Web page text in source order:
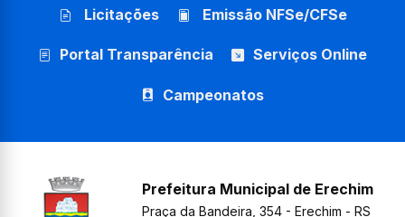
Licitações Emissão NFSe/CFSe
Portal Transparência Serviços Online
Campeonatos
Prefeitura Municipal de Erechim
Praça da Bandeira, 354 - Erechim - RS